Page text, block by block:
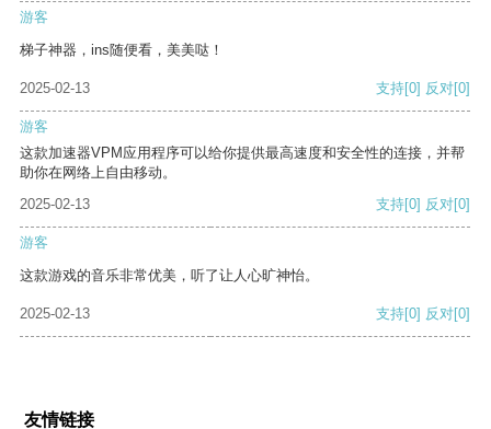
游客
梯子神器，ins随便看，美美哒！
2025-02-13 支持[0] 反对[0]
游客
这款加速器VPM应用程序可以给你提供最高速度和安全性的连接，并帮
助你在网络上自由移动。
2025-02-13
支持[0] 反对[0]
游客
这款游戏的音乐非常优美，听了让人心旷神怡。
2025-02-13 支持[0] 反对[0]
友情链接